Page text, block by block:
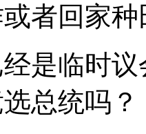
者回家种
是临时
总统吗？